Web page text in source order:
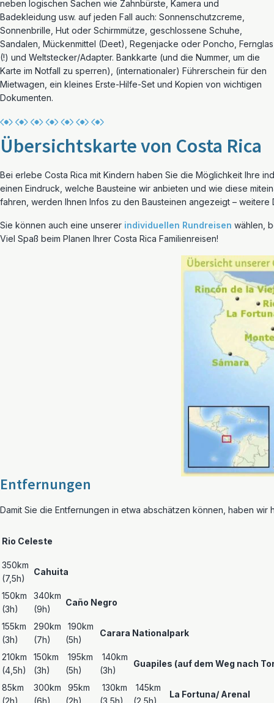
neben logischen Sachen wie Zahnbürste, Kamera und
Badekleidung usw. auf jeden Fall auch: Sonnenschutzcreme,
Sonnenbrille, Hut oder Schirmmütze, geschlossene Schuhe,
Sandalen, Mückenmittel (Deet), Regenjacke oder Poncho, Fernglas
(!) und Weltstecker/Adapter. Bankkarte (und die Nummer, um die
Karte im Notfall zu sperren), (internationaler) Führerschein für den
Mietwagen, ein kleines Erste-Hilfe-Set und Kopien von wichtigen
Dokumenten.
Übersichtskarte von Costa Rica
Bei erlebe Costa Rica mit Kindern haben Sie die Möglichkeit Ihre
einen Eindruck, welche Bausteine wir anbieten und wie diese
fahren, werden Ihnen Infos zu den Bausteinen angezeigt –
Sie können auch eine unserer individuellen Rundreisen wählen,
Viel Spaß beim Planen Ihrer Costa Rica Familienreisen!
Entfernungen
Damit Sie die Entfernungen in etwa abschätzen können, haben wir
Rio Celeste
350km
(7,5h)
Cahuita
150km
(3h)
340km
(9h)
Caño Negro
155km
(3h)
290km
(7h)
190km
(5h)
Carara Nationalpark
210km
(4,5h)
150km
(3h)
195km
(5h)
140km
(3h)
Guapiles (auf dem Weg nach
85km
300km
95km
130km
145km
La Fortuna/ Arenal